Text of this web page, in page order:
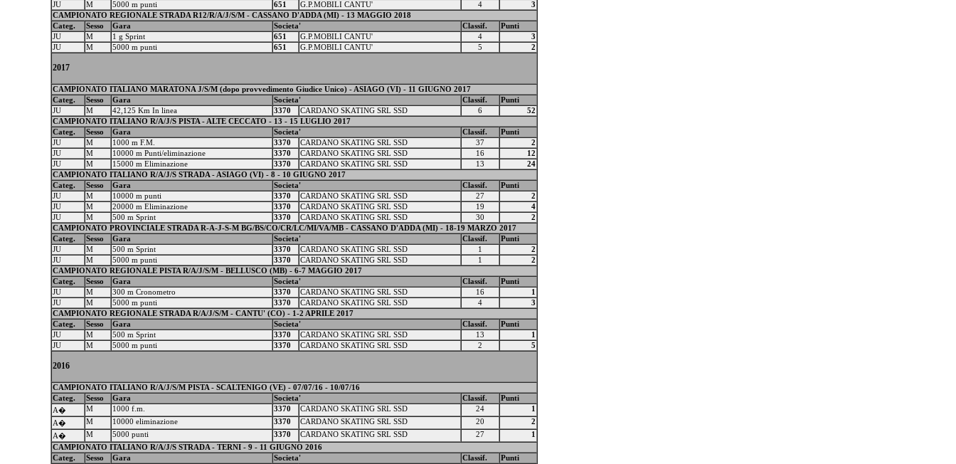
JU
M 5000 m punti 651 G.P.MOBILI CANTU' 4
3
CAMPIONATO REGIONALE STRADA R12/R/A/J/S/M - CASSANO D'ADDA (MI) - 13 MAGGIO 2018
Categ.
Sesso Gara Societa' Classif.
Punti
JU
M 1 g Sprint 651 G.P.MOBILI CANTU' 4
3
JU
M 5000 m punti 651 G.P.MOBILI CANTU' 5 2
2017
CAMPIONATO ITALIANO MARATONA J/S/M (dopo provvedimento Giudice Unico) - ASIAGO (VI) - 11 GIUGNO 2017
Categ.
Sesso Gara Societa' Classif.
Punti
JU
M 42,125 Km In linea 3370 CARDANO SKATING SRL SSD 6
52
CAMPIONATO ITALIANO R/A/J/S PISTA - ALTE CECCATO - 13 - 15 LUGLIO 2017
Categ.
Sesso Gara Societa' Classif.
Punti
JU
M 1000 m F.M. 3370 CARDANO SKATING SRL SSD 37
2
JU
M 10000 m Punti/eliminazione 3370 CARDANO SKATING SRL SSD 16
12
JU
M 15000 m Eliminazione 3370 CARDANO SKATING SRL SSD 13
24
CAMPIONATO ITALIANO R/A/J/S STRADA - ASIAGO (VI) - 8 - 10 GIUGNO 2017
Categ.
Sesso Gara Societa' Classif.
Punti
JU
M 10000 m punti 3370 CARDANO SKATING SRL SSD 27
2
JU
M 20000 m Eliminazione 3370 CARDANO SKATING SRL SSD 19
4
JU
M 500 m Sprint 3370 CARDANO SKATING SRL SSD 30
2
CAMPIONATO PROVINCIALE STRADA R-A-J-S-M BG/BS/CO/CR/LC/MI/VA/MB - CASSANO D'ADDA (MI) - 18-19 MARZO 2017
Categ.
Sesso Gara Societa' Classif.
Punti
JU
M 500 m Sprint 3370 CARDANO SKATING SRL SSD 1
2
JU
M 5000 m punti 3370 CARDANO SKATING SRL SSD 1
2
CAMPIONATO REGIONALE PISTA R/A/J/S/M - BELLUSCO (MB) - 6-7 MAGGIO 2017
Categ.
Sesso Gara Societa' Classif.
Punti
JU
M 300 m Cronometro 3370 CARDANO SKATING SRL SSD 16
1
JU
M 5000 m punti 3370 CARDANO SKATING SRL SSD 4
3
CAMPIONATO REGIONALE STRADA R/A/J/S/M - CANTU' (CO) - 1-2 APRILE 2017
Categ.
Sesso Gara Societa' Classif.
Punti
JU
M 500 m Sprint 3370 CARDANO SKATING SRL SSD 13
1
JU
M 5000 m punti 3370 CARDANO SKATING SRL SSD 2 5
2016
CAMPIONATO ITALIANO R/A/J/S/M PISTA - SCALTENIGO (VE) - 07/07/16 - 10/07/16
Categ.
Sesso Gara Societa' Classif.
Punti
A�
M 1000 f.m. 3370 CARDANO SKATING SRL SSD 24
1
A�
M 10000 eliminazione 3370 CARDANO SKATING SRL SSD 20
2
A�
M 5000 punti 3370 CARDANO SKATING SRL SSD 27
1
CAMPIONATO ITALIANO R/A/J/S STRADA - TERNI - 9 - 11 GIUGNO 2016
Categ.
Sesso Gara Societa' Classif. Punti